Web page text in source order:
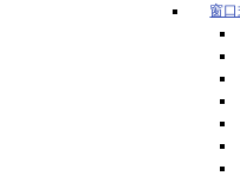
窗